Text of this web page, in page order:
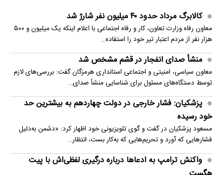
کالابرگ مرداد حدود ۴۰‌ میلیون نفر شارژ شد
معاون رفاه وزارت تعاون، کار و رفاه اجتماعی با اعلام اینکه یک میلیون و ۵۰۰
هزار نفر از مردم اعتبار تیر خود را استفاده…
منشأ صدای انفجار در قشم مشخص شد
معاون سیاسی، امنیتی و اجتماعی استانداری هرمزگان گفت: بررسی‌های لازم
توسط دستگاه‌های مسئول برای شناسایی منشأ صدای…
پزشکیان: فشار خارجی در دولت چهاردهم به بیشترین حد
خود رسیده
مسعود پزشکیان در گفت و گوی تلویزیونی خود اظهار کرد: «دشمن به‌دلیل
فشارهایی که آورد و تحریم‌هایی که به‌کار بست، انتظار…
واکنش ترامپ به ادعاها درباره درگیری لفظی‌اش با پیت